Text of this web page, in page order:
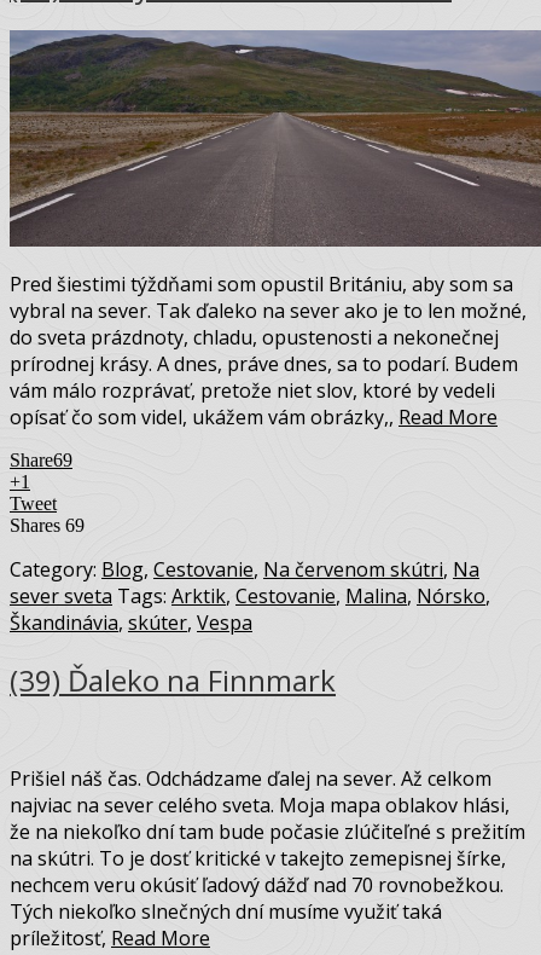
Pred šiestimi týždňami som opustil Britániu, aby som sa
vybral na sever. Tak ďaleko na sever ako je to len možné,
do sveta prázdnoty, chladu, opustenosti a nekonečnej
prírodnej krásy. A dnes, práve dnes, sa to podarí. Budem
vám málo rozprávať, pretože niet slov, ktoré by vedeli
opísať čo som videl, ukážem vám obrázky,, Read More
Share69
+1
Tweet
Shares 69
Category: Blog, Cestovanie, Na červenom skútri, Na
sever sveta Tags: Arktik, Cestovanie, Malina, Nórsko,
Škandinávia, skúter, Vespa
(39) Ďaleko na Finnmark
Prišiel náš čas. Odchádzame ďalej na sever. Až celkom
najviac na sever celého sveta. Moja mapa oblakov hlási,
že na niekoľko dní tam bude počasie zlúčiteľné s prežitím
na skútri. To je dosť kritické v takejto zemepisnej šírke,
nechcem veru okúsiť ľadový dážď nad 70 rovnobežkou.
Tých niekoľko slnečných dní musíme využiť taká
príležitosť, Read More